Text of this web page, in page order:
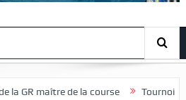
Tournoi national féminin U20/